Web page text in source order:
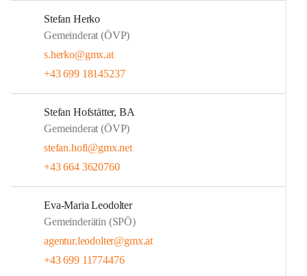
Stefan Herko
Gemeinderat (ÖVP)
s.herko@gmx.at
+43 699 18145237
Stefan Hofstätter, BA
Gemeinderat (ÖVP)
stefan.hofi@gmx.net
+43 664 3620760
Eva-Maria Leodolter
Gemeinderätin (SPÖ)
agentur.leodolter@gmx.at
+43 699 11774476